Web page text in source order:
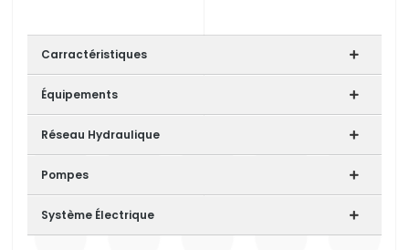
Carractéristiques
Équipements
Réseau Hydraulique
Pompes
Système Électrique